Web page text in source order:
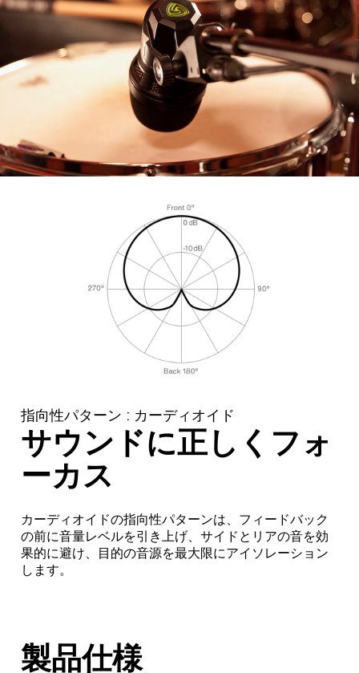
指向性パターン : カーディオイド
サウンドに正しくフォ
ーカス
カーディオイドの指向性パターンは、フィードバック
の前に音量レベルを引き上げ、サイドとリアの音を効
果的に避け、目的の音源を最大限にアイソレーション
します。
製品仕様